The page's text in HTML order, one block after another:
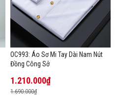
OC993: Áo Sơ Mi Tay Dài Nam Nút
Đồng Công Sở
1.210.000₫
1.690.000₫